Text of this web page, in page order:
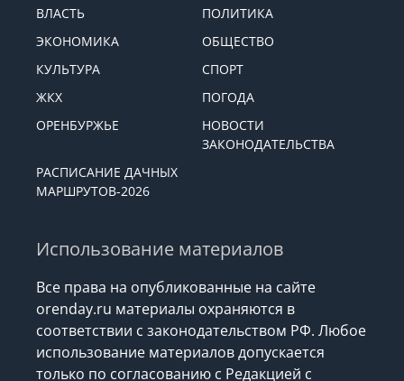
ВЛАСТЬ
ПОЛИТИКА
ЭКОНОМИКА
ОБЩЕСТВО
КУЛЬТУРА
СПОРТ
ЖКХ
ПОГОДА
ОРЕНБУРЖЬЕ
НОВОСТИ
ЗАКОНОДАТЕЛЬСТВА
РАСПИСАНИЕ ДАЧНЫХ
МАРШРУТОВ-2026
Использование материалов
Все права на опубликованные на сайте
orenday.ru материалы охраняются в
соответствии с законодательством РФ. Любое
использование материалов допускается
только по согласованию с Редакцией с